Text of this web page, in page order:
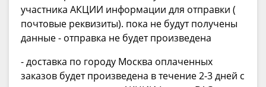
участника АКЦИИ информации для отправки (
почтовые реквизиты). пока не будут получены
данные - отправка не будет произведена
- доставка по городу Москва оплаченных
заказов будет произведена в течение 2-3 дней с